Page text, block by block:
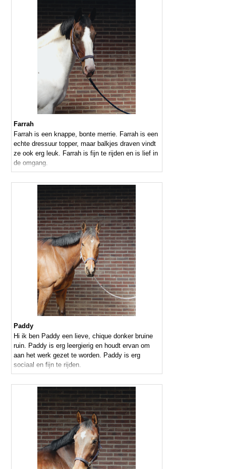
Farrah
Farrah is een knappe, bonte merrie. Farrah is een
echte dressuur topper, maar balkjes draven vindt
ze ook erg leuk. Farrah is fijn te rijden en is lief in
de omgang.
Paddy
Hi ik ben Paddy een lieve, chique donker bruine
ruin. Paddy is erg leergierig en houdt ervan om
aan het werk gezet te worden. Paddy is erg
sociaal en fijn te rijden.